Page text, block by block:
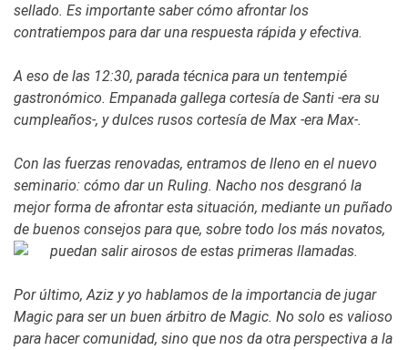
sellado. Es importante saber cómo afrontar los
contratiempos para dar una respuesta rápida y efectiva.
A eso de las 12:30, parada técnica para un tentempié
gastronómico. Empanada gallega cortesía de Santi -era su
cumpleaños-, y dulces rusos cortesía de Max -era Max-.
Con las fuerzas renovadas, entramos de lleno en el nuevo
seminario: cómo dar un Ruling. Nacho nos desgranó la
mejor forma de afrontar esta situación, mediante un puñado
de buenos consejos para que, sobre todo los más novatos,
puedan salir airosos de estas primeras llamadas.
Por último, Aziz y yo hablamos de la importancia de jugar
Magic para ser un buen árbitro de Magic. No solo es valioso
para hacer comunidad, sino que nos da otra perspectiva a la